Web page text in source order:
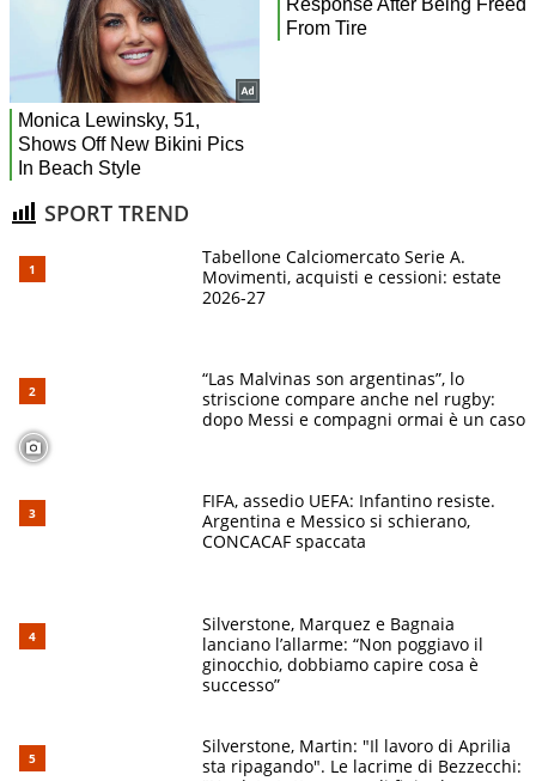
SPORT TREND
Tabellone Calciomercato Serie A.
Movimenti, acquisti e cessioni: estate
2026-27
“Las Malvinas son argentinas”, lo
striscione compare anche nel rugby:
dopo Messi e compagni ormai è un caso
FIFA, assedio UEFA: Infantino resiste.
Argentina e Messico si schierano,
CONCACAF spaccata
Silverstone, Marquez e Bagnaia
lanciano l’allarme: “Non poggiavo il
ginocchio, dobbiamo capire cosa è
successo”
Silverstone, Martin: "Il lavoro di Aprilia
sta ripagando". Le lacrime di Bezzecchi: